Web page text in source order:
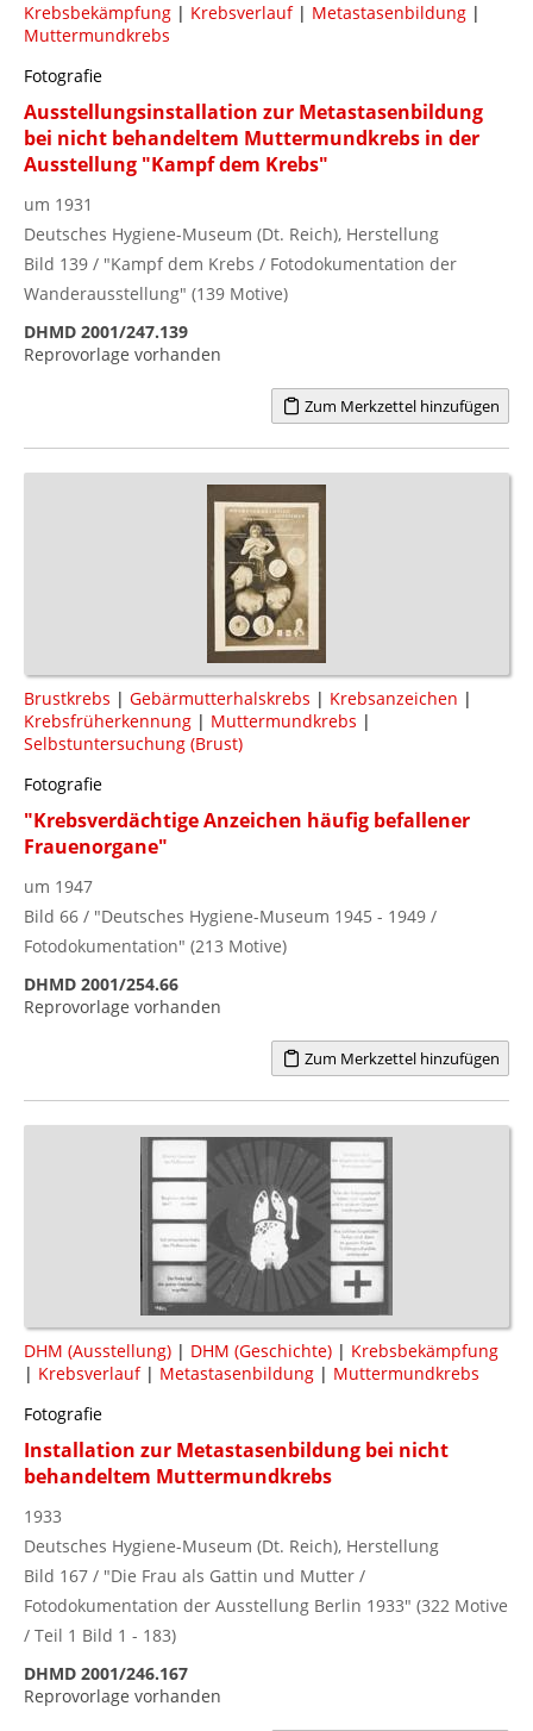
Krebsbekämpfung | Krebsverlauf| Metastasenbildung |
Muttermundkrebs
Fotografie
Ausstellungsinstallation zur Metastasenbildung
bei nicht behandeltem Muttermundkrebs in der
Ausstellung "Kampf dem Krebs"
um 1931
Deutsches Hygiene-Museum (Dt. Reich), Herstellung
Bild 139 / "Kampf dem Krebs / Fotodokumentation der
Wanderausstellung" (139 Motive)
DHMD 2001/247.139
Reprovorlage vorhanden
Zum Merkzettel hinzufügen
Brustkrebs | Gebärmutterhalskrebs | Krebsanzeichen |
Krebsfrüherkennung | Muttermundkrebs |
Selbstuntersuchung (Brust)
Fotografie
"Krebsverdächtige Anzeichen häufig befallener
Frauenorgane"
um 1947
Bild 66 / "Deutsches Hygiene-Museum 1945 - 1949 /
Fotodokumentation" (213 Motive)
DHMD 2001/254.66
Reprovorlage vorhanden
Zum Merkzettel hinzufügen
DHM (Ausstellung) | DHM (Geschichte) | Krebsbekämpfung
| Krebsverlauf| Metastasenbildung | Muttermundkrebs
Fotografie
Installation zur Metastasenbildung bei nicht
behandeltem Muttermundkrebs
1933
Deutsches Hygiene-Museum (Dt. Reich), Herstellung
Bild 167 / "Die Frau als Gattin und Mutter /
Fotodokumentation der Ausstellung Berlin 1933" (322 Motive
/ Teil 1 Bild 1 - 183)
DHMD 2001/246.167
Reprovorlage vorhanden